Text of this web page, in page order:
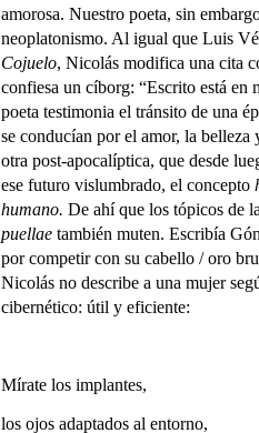
amorosa. Nuestro poeta, sin
neoplatonismo. Al igual que Luis
Cojuelo, Nicolás modifica una cita
confiesa un cíborg: “Escrito está en
poeta testimonia el tránsito de una
se conducían por el amor, la belleza
otra post-apocalíptica, que desde
ese futuro vislumbrado, el concepto
humano. De ahí que los tópicos de la
puellae también muten. Escribía
por competir con su cabello / oro
Nicolás no describe a una mujer
cibernético: útil y eficiente:
Mírate los implantes,
los ojos adaptados al entorno,